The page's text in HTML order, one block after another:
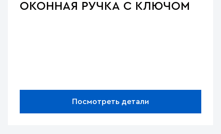
ОКОННАЯ РУЧКА С КЛЮЧОМ
Посмотреть детали